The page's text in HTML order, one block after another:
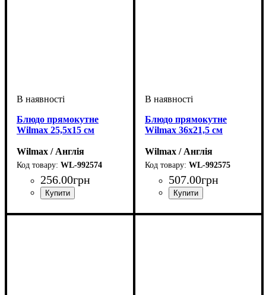
Блюдо прямокутне
Wilmax 25,5х15 см
Wilmax / Англія
WL-992574
256.00грн
Блюдо прямокутне
Wilmax 36х21,5 см
Wilmax / Англія
WL-992575
507.00грн